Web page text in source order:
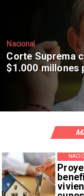
Nacional
Codelco
Andes Norte en
riesgos